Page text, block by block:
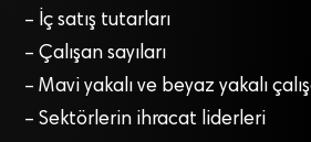
– İç satış tutarları
– Çalışan sayıları
– Mavi yakalı ve beyaz yakalı
– Sektörlerin ihracat liderleri